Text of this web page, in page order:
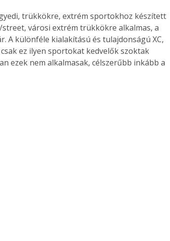
trükkökre, extrém sportokhoz készített
városi extrém trükkökre alkalmas, a
A különféle kialakítású és tulajdonságú XC,
ez ilyen sportokat kedvelők szoktak
ezek nem alkalmasak, célszerűbb inkább a